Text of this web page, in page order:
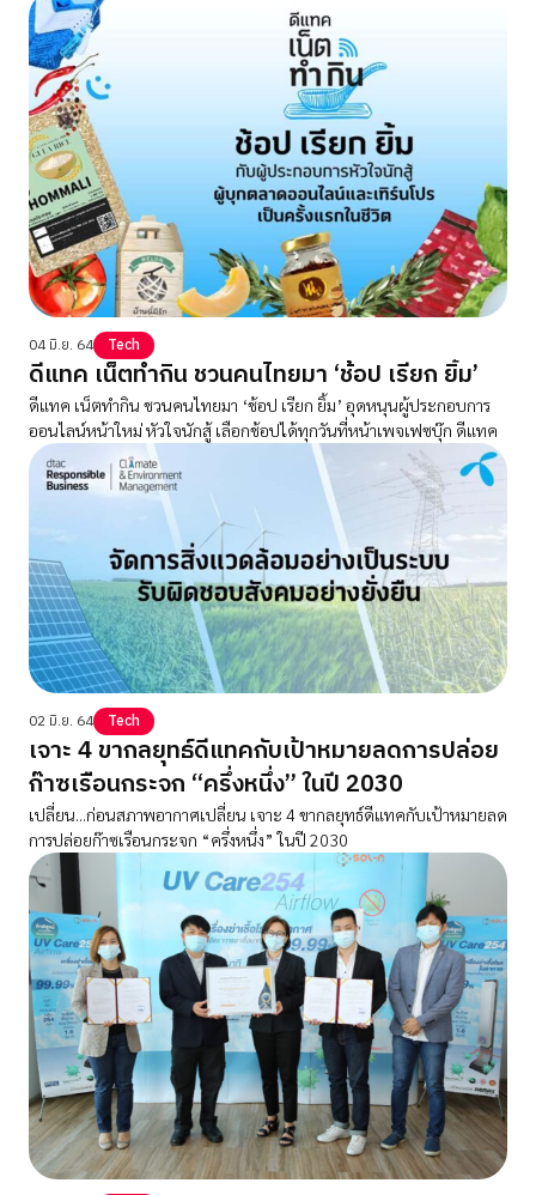
04 มิ.ย. 64 Tech
ดีแทค เน็ตทำกิน ชวนคนไทยมา ‘ช้อป เรียก ยิ้ม’
ดีแทค เน็ตทำกิน ชวนคนไทยมา ‘ช้อป เรียก ยิ้ม’ อุดหนุนผู้ประกอบการ
ออนไลน์หน้าใหม่ หัวใจนักสู้ เลือกช้อปได้ทุกวันที่หน้าเพจเฟซบุ๊ก ดีแทค
02 มิ.ย. 64 Tech
เจาะ 4 ขากลยุทธ์ดีแทคกับเป้าหมายลดการปล่อย
ก๊าซเรือนกระจก “ครึ่งหนึ่ง” ในปี 2030
เปลี่ยน...ก่อนสภาพอากาศเปลี่ยน เจาะ 4 ขากลยุทธ์ดีแทคกับเป้าหมายลด
การปล่อยก๊าซเรือนกระจก “ครึ่งหนึ่ง” ในปี 2030